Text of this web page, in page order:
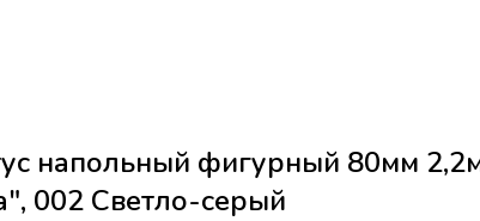
напольный фигурный 80мм
002 Светло-серый